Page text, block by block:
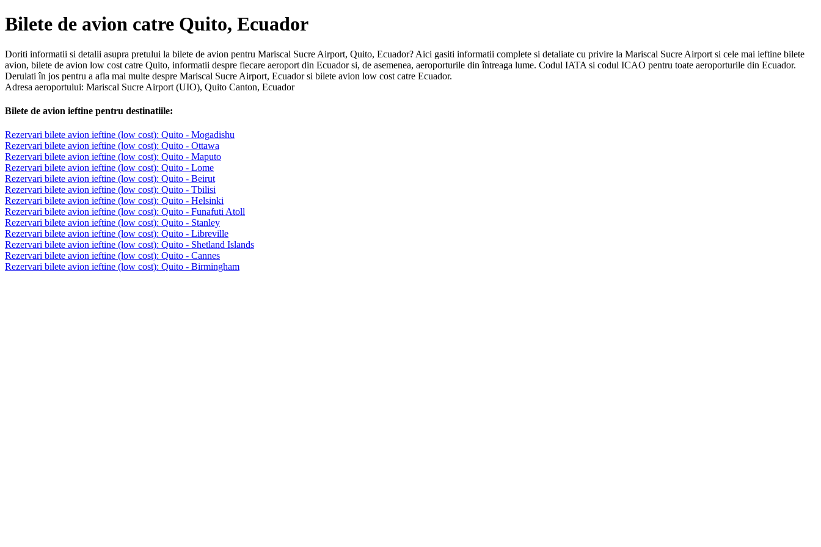
Bilete de avion catre Quito, Ecuador
Doriti informatii si detalii asupra pretului la bilete de avion pentru Mariscal Sucre Airport, Quito, Ecuador? Aici gasiti informatii complete si detaliate cu privire la Mariscal Sucre Airport si cele mai ieftine bilete
avion, bilete de avion low cost catre Quito, informatii despre fiecare aeroport din Ecuador si, de asemenea, aeroporturile din întreaga lume. Codul IATA si codul ICAO pentru toate aeroporturile din Ecuador.
Derulati în jos pentru a afla mai multe despre Mariscal Sucre Airport, Ecuador si bilete avion low cost catre Ecuador.
Adresa aeroportului: Mariscal Sucre Airport (UIO), Quito Canton, Ecuador
Bilete de avion ieftine pentru destinatiile:
Rezervari bilete avion ieftine (low cost): Quito - Mogadishu
Rezervari bilete avion ieftine (low cost): Quito - Ottawa
Rezervari bilete avion ieftine (low cost): Quito - Maputo
Rezervari bilete avion ieftine (low cost): Quito - Lome
Rezervari bilete avion ieftine (low cost): Quito - Beirut
Rezervari bilete avion ieftine (low cost): Quito - Tbilisi
Rezervari bilete avion ieftine (low cost): Quito - Helsinki
Rezervari bilete avion ieftine (low cost): Quito - Funafuti Atoll
Rezervari bilete avion ieftine (low cost): Quito - Stanley
Rezervari bilete avion ieftine (low cost): Quito - Libreville
Rezervari bilete avion ieftine (low cost): Quito - Shetland Islands
Rezervari bilete avion ieftine (low cost): Quito - Cannes
Rezervari bilete avion ieftine (low cost): Quito - Birmingham